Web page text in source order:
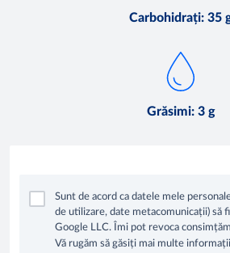
Carbohidrați: 35
Grăsimi: 3 g
Sunt de acord ca datele mele
de utilizare, date metacomunicații) să
Google LLC. Îmi pot revoca
Vă rugăm să găsiți mai multe